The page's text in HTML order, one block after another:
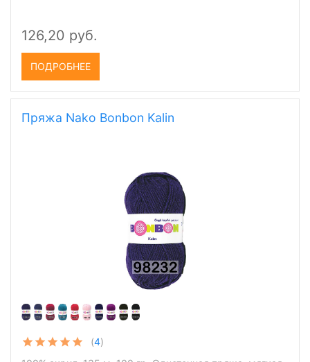
126,20 руб.
ПОДРОБНЕЕ
Пряжа Nako Bonbon Kalin
(4)